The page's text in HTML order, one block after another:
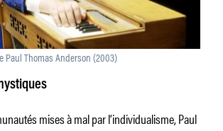
Paul Thomas Anderson (2003)
mises à mal par l’individualisme, Paul